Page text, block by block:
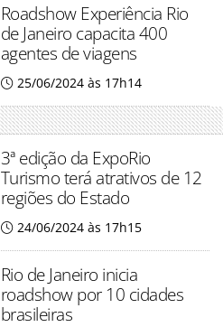
Roadshow Experiência Rio
de Janeiro capacita 400
agentes de viagens
25/06/2024 às 17h14
3ª edição da ExpoRio
Turismo terá atrativos de 12
regiões do Estado
24/06/2024 às 17h15
Rio de Janeiro inicia
roadshow por 10 cidades
brasileiras